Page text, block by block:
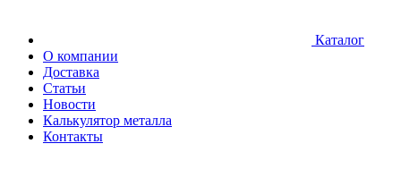
Каталог
О компании
Доставка
Статьи
Новости
Калькулятор металла
Контакты